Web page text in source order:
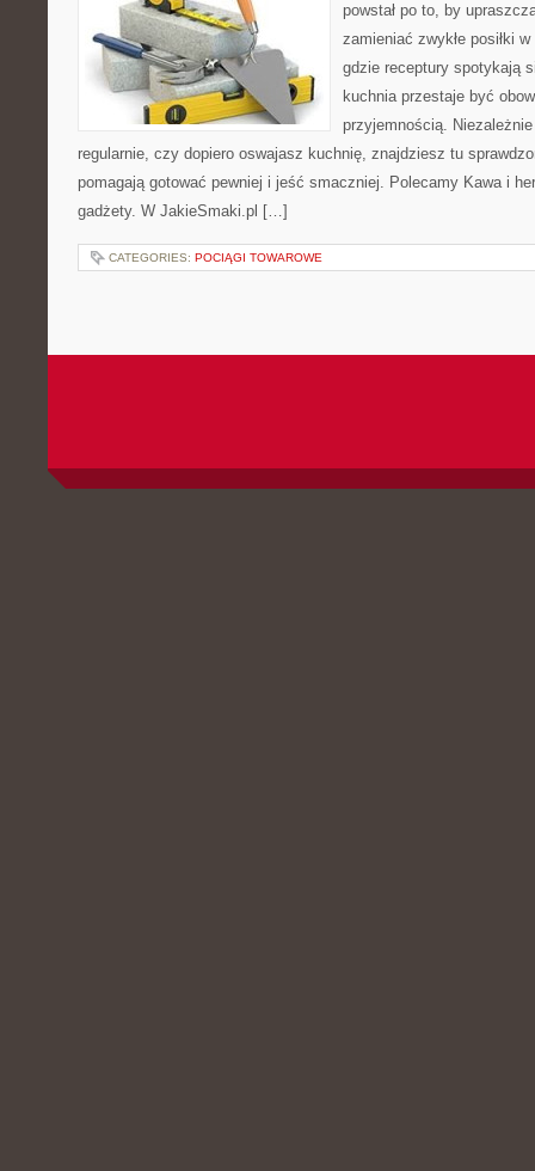
powstał po to, by
zamieniać zwykłe posiłki
gdzie receptury spotykają
kuchnia przestaje być
przyjemnością.
regularnie, czy dopiero oswajasz kuchnię, znajdziesz tu
pomagają gotować pewniej i jeść smaczniej. Polecamy Kawa i
gadżety. W JakieSmaki.pl […]
CATEGORIES: POCIĄGI TOWAROWE